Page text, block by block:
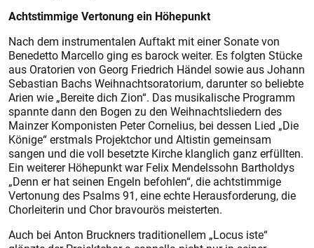
Achtstimmige Vertonung ein Höhepunkt
Nach dem instrumentalen Auftakt mit einer Sonate von
Benedetto Marcello ging es barock weiter. Es folgten Stücke
aus Oratorien von Georg Friedrich Händel sowie aus Johann
Sebastian Bachs Weihnachtsoratorium, darunter so beliebte
Arien wie „Bereite dich Zion“. Das musikalische Programm
spannte dann den Bogen zu den Weihnachtsliedern des
Mainzer Komponisten Peter Cornelius, bei dessen Lied „Die
Könige“ erstmals Projektchor und Altistin gemeinsam
sangen und die voll besetzte Kirche klanglich ganz erfüllten.
Ein weiterer Höhepunkt war Felix Mendelssohn Bartholdys
„Denn er hat seinen Engeln befohlen“, die achtstimmige
Vertonung des Psalms 91, eine echte Herausforderung, die
Chorleiterin und Chor bravourös meisterten.
Auch bei Anton Bruckners traditionellem „Locus iste“